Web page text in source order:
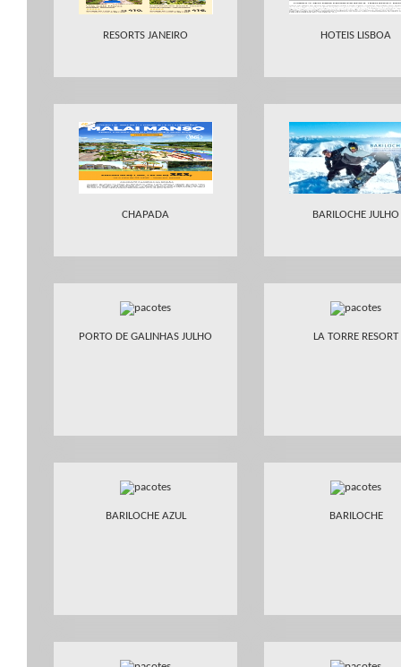
RESORTS JANEIRO HOTEIS LISBOA
CHAPADA BARILOCHE JULHO
PORTO DE GALINHAS JULHO LA TORRE RESORT
BARILOCHE AZUL BARILOCHE